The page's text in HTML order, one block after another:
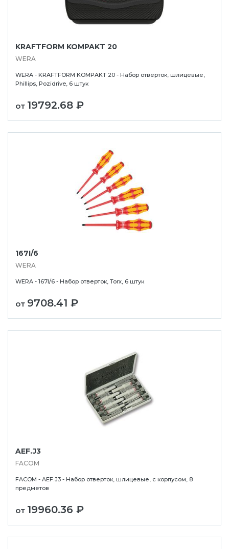
KRAFTFORM KOMPAKT 20
WERA
WERA - KRAFTFORM KOMPAKT 20 - Набор отверток, шлицевые,
Phillips, Pozidrive, 6 штук
от 19792.68 ₽
167I/6
WERA
WERA - 167I/6 - Набор отверток, Torx, 6 штук
от 9708.41 ₽
AEF.J3
FACOM
FACOM - AEF.J3 - Набор отверток, шлицевые, с корпусом, 8
предметов
от 19960.36 ₽